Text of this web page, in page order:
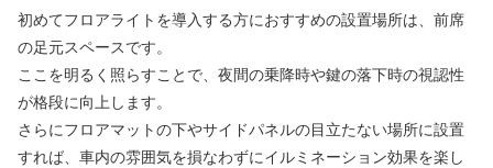
初めてフロアライトを導入する方におすすめの設置場所は、前席
の足元スペースです。
ここを明るく照らすことで、夜間の乗降時や鍵の落下時の視認性
が格段に向上します。
さらにフロアマットの下やサイドパネルの目立たない場所に設置
すれば、車内の雰囲気を損なわずにイルミネーション効果を楽し